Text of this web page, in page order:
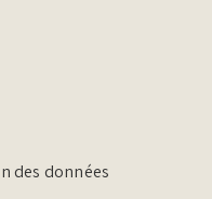
des données